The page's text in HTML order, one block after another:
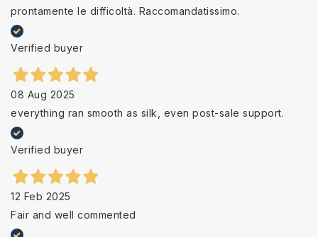
prontamente le difficoltà. Raccomandatissimo.
Verified buyer
08 Aug 2025
everything ran smooth as silk, even post-sale support.
Verified buyer
12 Feb 2025
Fair and well commented